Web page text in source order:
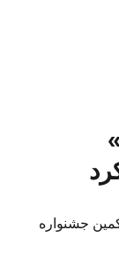
جشنواره